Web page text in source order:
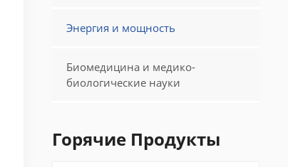
Энергия и мощность
Биомедицина и медико-
биологические науки
Горячие Продукты